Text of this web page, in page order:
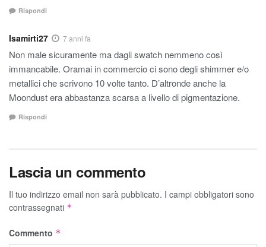
Rispondi
Isamirti27 7 anni fa
Non male sicuramente ma dagli swatch nemmeno così
immancabile. Oramai in commercio ci sono degli shimmer e/o
metallici che scrivono 10 volte tanto. D’altronde anche la
Moondust era abbastanza scarsa a livello di pigmentazione.
Rispondi
Lascia un commento
Il tuo indirizzo email non sarà pubblicato. I campi obbligatori sono
contrassegnati *
Commento *